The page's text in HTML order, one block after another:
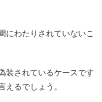
にわたりされていないこ
装されているケースです
えるでしょう。